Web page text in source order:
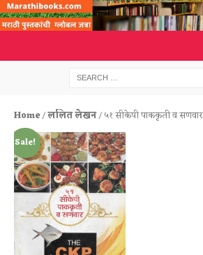
Home/ललित लेखन/ ५१ सीकेपी पाककृती व सणवार
Sale!